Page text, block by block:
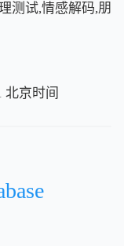
测试,情感解码,朋
北京时间
北京时间